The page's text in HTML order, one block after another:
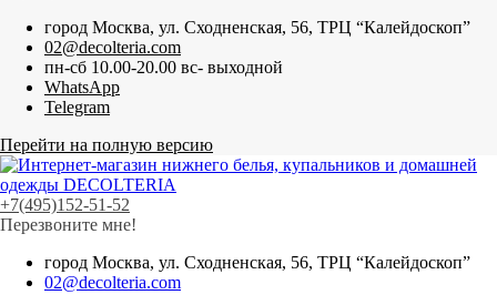
город Москва, ул. Сходненская, 56, ТРЦ “Калейдоскоп”
02@decolteria.com
пн-сб 10.00-20.00 вс- выходной
WhatsApp
Telegram
Перейти на полную версию
+7(495)152-51-52
Перезвоните мне!
город Москва, ул. Сходненская, 56, ТРЦ “Калейдоскоп”
02@decolteria.com